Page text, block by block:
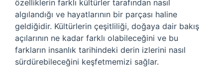
özelliklerin farklı kültürler tarafından nasıl
algılandığı ve hayatlarının bir parçası haline
geldiğidir. Kültürlerin çeşitliliği, doğaya dair bakış
açılarının ne kadar farklı olabileceğini ve bu
farkların insanlık tarihindeki derin izlerini nasıl
sürdürebileceğini keşfetmemizi sağlar.